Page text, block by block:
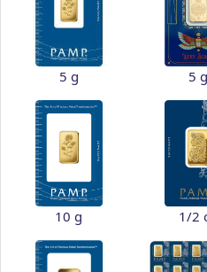
5 g 5 g
10 g 1/2